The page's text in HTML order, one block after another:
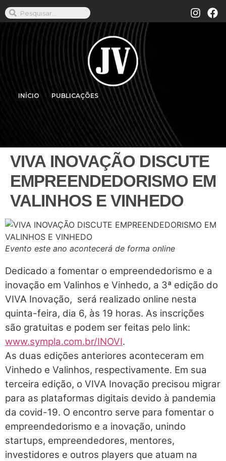
INÍCIO PUBLICAÇÕES
VIVA INOVAÇÃO DISCUTE
EMPREENDEDORISMO EM
VALINHOS E VINHEDO
Evento este ano acontecerá de forma online
Dedicado a fomentar o empreendedorismo e a
inovação em Valinhos e Vinhedo, a 3ª edição do
VIVA Inovação, será realizado online nesta
quinta-feira, dia 6, às 19 horas. As inscrições
são gratuitas e podem ser feitas pelo link:
www.sympla.com.br/INOVI.
As duas edições anteriores aconteceram em
Vinhedo e Valinhos, respectivamente. Em sua
terceira edição, o VIVA Inovação precisou migrar
para as plataformas digitais devido à pandemia
da covid-19. O encontro serve para fomentar o
empreendedorismo e a inovação, unindo
startups, empreendedores, mentores,
investidores e outros players que atuam na